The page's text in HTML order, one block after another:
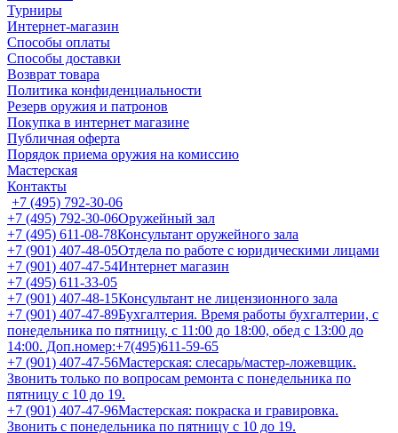
Турниры
Интернет-магазин
Способы оплаты
Способы доставки
Возврат товара
Политика конфиденциальности
Резерв оружия и патронов
Покупка в интернет магазине
Публичная оферта
Порядок приема оружия на комиссию
Мастерская
Контакты
+7 (495) 792-30-06
+7 (495) 792-30-06Оружейный зал
+7 (495) 611-08-78Консультант оружейного зала
+7 (901) 407-48-05Отдела по работе с юридическими лицами
+7 (901) 407-47-54Интернет магазин
+7 (495) 611-33-05
+7 (901) 407-48-15Консультант не лицензионного зала
+7 (901) 407-47-89Бухгалтерия. Время работы бухгалтерии, с
понедельника по пятницу, с 11:00 до 18:00, обед с 13:00 до
14:00. Доп.номер:+7(495)611-59-65
+7 (901) 407-47-56Мастерская: слесарь/мастер-ложевщик.
Звонить только по вопросам ремонта с понедельника по
пятницу с 10 до 19.
+7 (901) 407-47-96Мастерская: покраска и гравировка.
Звонить с понедельника по пятницу с 10 до 19.